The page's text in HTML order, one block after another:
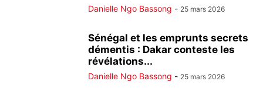
Danielle Ngo Bassong - 25 mars 2026
Sénégal et les emprunts secrets
démentis : Dakar conteste les
révélations...
Danielle Ngo Bassong - 25 mars 2026